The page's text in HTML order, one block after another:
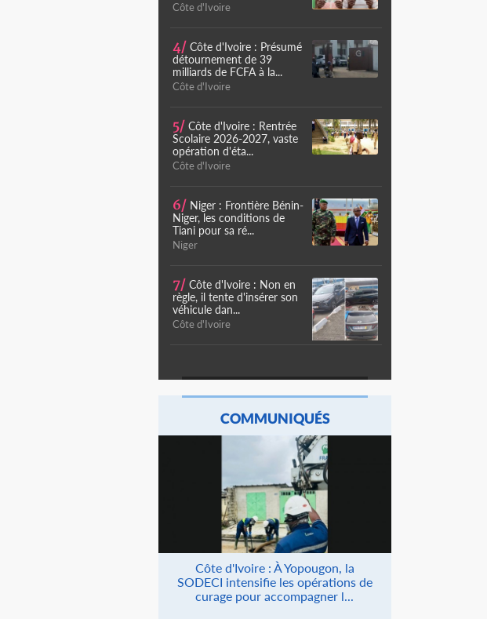
Côte d'Ivoire
4/ Côte d'Ivoire : Présumé
détournement de 39
milliards de FCFA à la...
Côte d'Ivoire
5/ Côte d'Ivoire : Rentrée
Scolaire 2026-2027, vaste
opération d'éta...
Côte d'Ivoire
6/ Niger : Frontière Bénin-
Niger, les conditions de
Tiani pour sa ré...
Niger
7/ Côte d'Ivoire : Non en
règle, il tente d'insérer son
véhicule dan...
Côte d'Ivoire
COMMUNIQUÉS
Côte d'Ivoire : À Yopougon, la
SODECI intensifie les opérations de
curage pour accompagner l...